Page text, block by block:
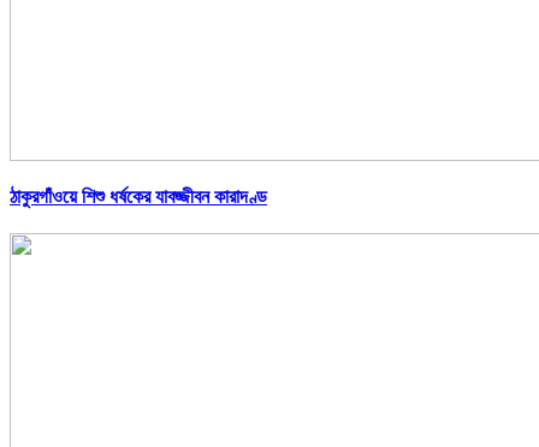
ঠাকুরগাঁওয়ে শিশু ধর্ষকের যাবজ্জীবন কারাদণ্ড